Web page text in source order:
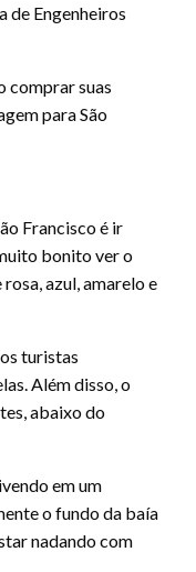
de Engenheiros
comprar suas
para São
Francisco é ir
bonito ver o
azul, amarelo e
turistas
Além disso, o
abaixo do
em um
o fundo da baía
nadando com